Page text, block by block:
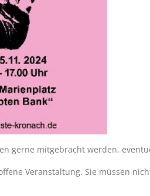
gerne mitgebracht werden,
Veranstaltung. Sie müssen